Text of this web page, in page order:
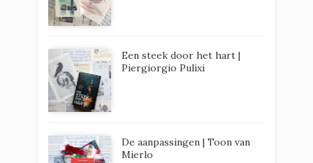
Een steek door het hart |
Piergiorgio Pulixi
De aanpassingen | Toon van
Mierlo